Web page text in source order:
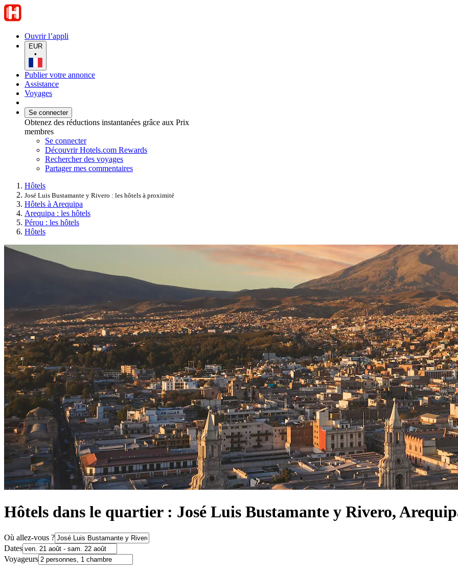
Ouvrir l’appli
EUR
•
Publier votre annonce
Assistance
Voyages
Se connecter
Obtenez des réductions instantanées grâce aux Prix
membres
Se connecter
Découvrir Hotels.com Rewards
Rechercher des voyages
Partager mes commentaires
Hôtels
José Luis Bustamante y Rivero : les hôtels à proximité
Hôtels à Arequipa
Arequipa : les hôtels
Pérou : les hôtels
Hôtels
Hôtels dans le quartier : José Luis Bustamante y Rivero,
Où allez-vous ?
Dates
Voyageurs